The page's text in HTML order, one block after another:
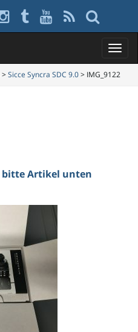
S
>Sicce Syncra SDC 9.0> IMG_9122
bitte Artikel unten